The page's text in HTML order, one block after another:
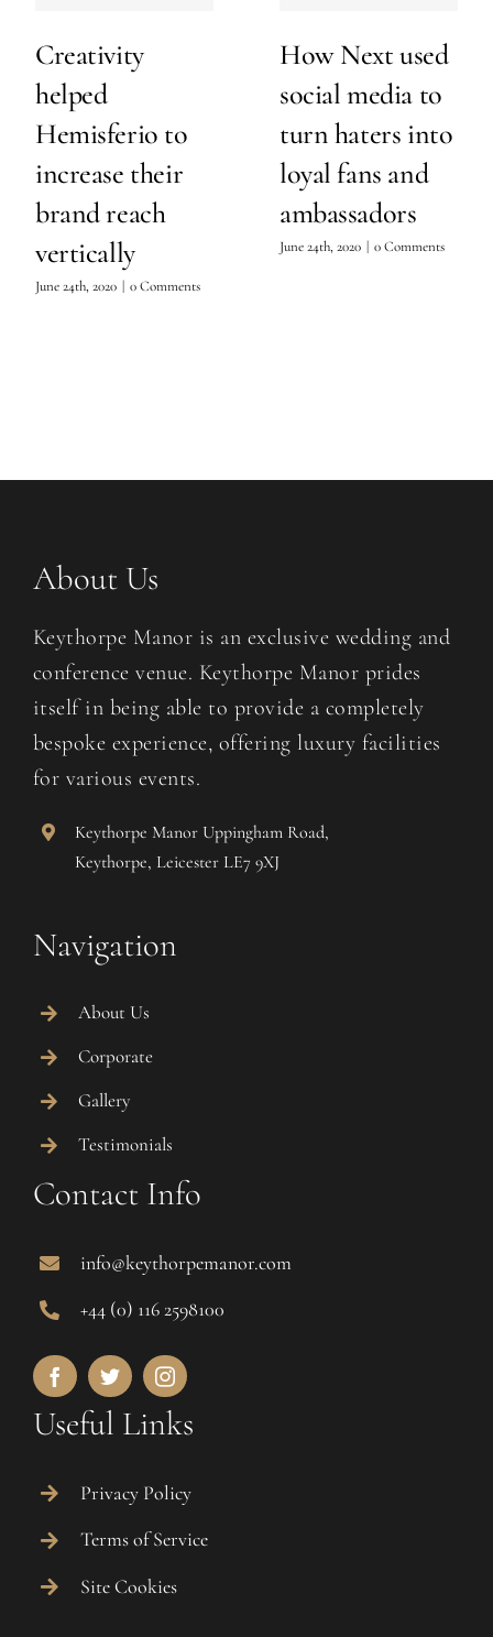
Creativity
helped
Hemisferio to
increase their
brand reach
vertically
June 24th, 2020 | 0 Comments
How Next used
social media to
turn haters into
loyal fans and
ambassadors
June 24th, 2020 | 0 Comments
About Us
Keythorpe Manor is an exclusive wedding and
conference venue. Keythorpe Manor prides
itself in being able to provide a completely
bespoke experience, offering luxury facilities
for various events.
Keythorpe Manor Uppingham Road,
Keythorpe, Leicester LE7 9XJ
Navigation
About Us
Corporate
Gallery
Testimonials
Contact Info
info@keythorpemanor.com
+44 (0) 116 2598100
Useful Links
Privacy Policy
Terms of Service
Site Cookies